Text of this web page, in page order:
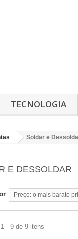
TECNOLOGIA
Soldar e
E DESSOLDAR
- 9 de 9 itens